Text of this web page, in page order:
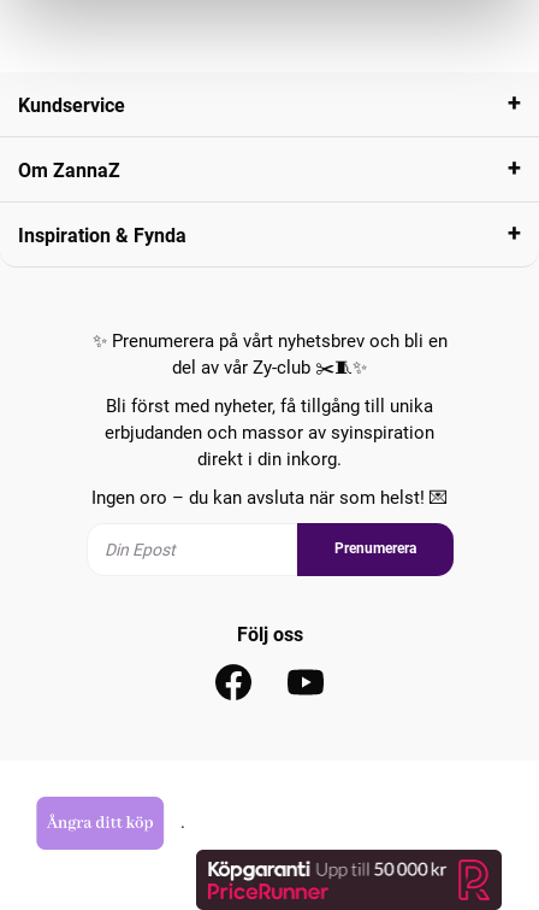
Kundservice
Om ZannaZ
Inspiration & Fynda
✨ Prenumerera på vårt nyhetsbrev och bli en
del av vår Zy-club ✂️🧵✨
Bli först med nyheter, få tillgång till unika
erbjudanden och massor av syinspiration
direkt i din inkorg.
Ingen oro – du kan avsluta när som helst! 💌
Prenumerera
Följ oss
.